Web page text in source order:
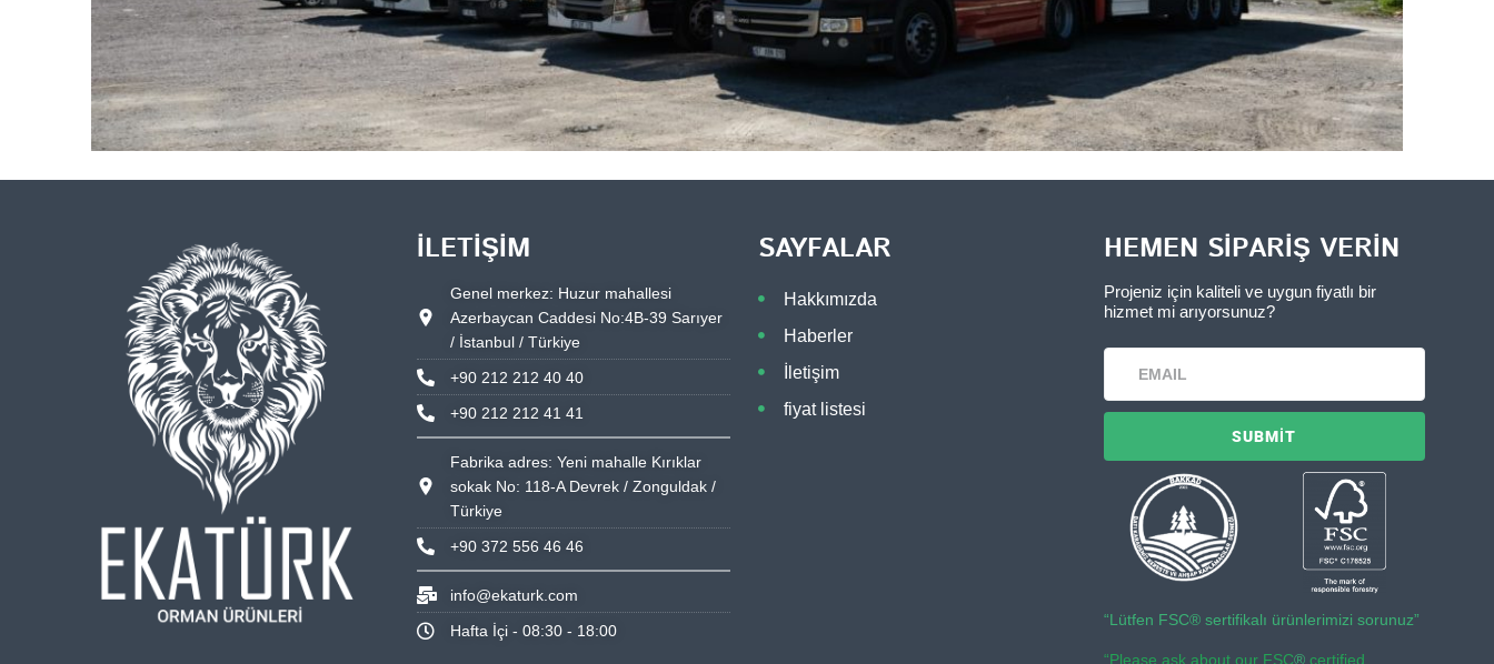
İLETIŞIM
Genel merkez: Huzur mahallesi
Azerbaycan Caddesi No:4B-39 Sarıyer
/ İstanbul / Türkiye
+90 212 212 40 40
+90 212 212 41 41
Fabrika adres: Yeni mahalle Kırıklar
sokak No: 118-A Devrek / Zonguldak /
Türkiye
+90 372 556 46 46
info@ekaturk.com
Hafta İçi - 08:30 - 18:00
SAYFALAR
Hakkımızda
Haberler
İletişim
fiyat listesi
HEMEN SIPARIŞ VERIN
Projeniz için kaliteli ve uygun fiyatlı bir
hizmet mi arıyorsunuz?
“Lütfen FSC® sertifikalı ürünlerimizi sorunuz”​
“Please ask about our FSC®certified